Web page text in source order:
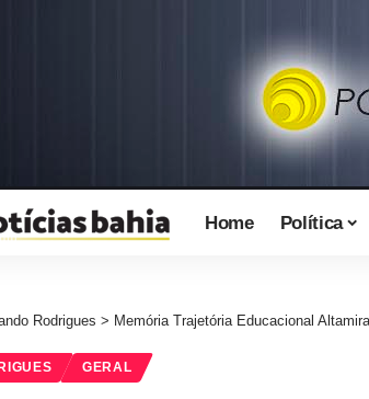
Home Política
Rodrigues > Memória Trajetória Educacional
GERAL